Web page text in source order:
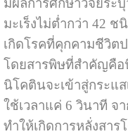
มีผลการศึกษาวิจัยระ
มะเร็งไม่ต่ำกว่า 42
เกิดโรคที่คุกคามชีวิต
โดยสารพิษที่สำคัญคือ
นิโคตินจะเข้าสู่กระแส
ใช้เวลาแค่ 6 วินาที
ทำให้เกิดการหลั่งสา